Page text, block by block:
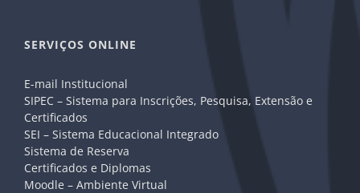
SERVIÇOS ONLINE
E-mail Institucional
SIPEC – Sistema para Inscrições, Pesquisa, Extensão e
Certificados
SEI – Sistema Educacional Integrado
Sistema de Reserva
Certificados e Diplomas
Moodle – Ambiente Virtual